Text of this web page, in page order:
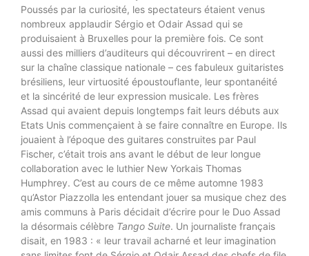
Poussés par la curiosité, les spectateurs étaient venus
nombreux applaudir Sérgio et Odair Assad qui se
produisaient à Bruxelles pour la première fois. Ce sont
aussi des milliers d’auditeurs qui découvrirent – en direct
sur la chaîne classique nationale – ces fabuleux guitaristes
brésiliens, leur virtuosité époustouflante, leur spontanéité
et la sincérité de leur expression musicale. Les frères
Assad qui avaient depuis longtemps fait leurs débuts aux
Etats Unis commençaient à se faire connaître en Europe. Ils
jouaient à l’époque des guitares construites par Paul
Fischer, c’était trois ans avant le début de leur longue
collaboration avec le luthier New Yorkais Thomas
Humphrey. C’est au cours de ce même automne 1983
qu’Astor Piazzolla les entendant jouer sa musique chez des
amis communs à Paris décidait d’écrire pour le Duo Assad
la désormais célèbre Tango Suite. Un journaliste français
disait, en 1983 : « leur travail acharné et leur imagination